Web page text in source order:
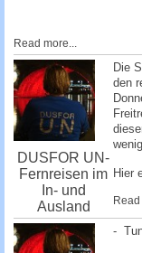
Read more...
DUSFOR UN-
Fernreisen im
In- und
Ausland
Die
den
Hier
Read
-